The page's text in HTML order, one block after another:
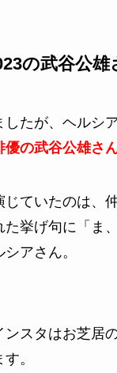
の武谷公雄
したが、ヘルシ
優の武谷公雄さ
じていたのは、
挙げ句に「ま
アさん。
ンスタはお芝居
。